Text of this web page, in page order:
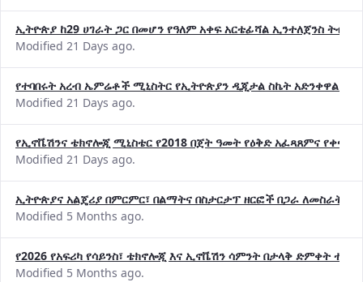
ኢትዮጵያ ከ29 ሀገራት ጋር በመሆን የዓለም አቀፍ አርቴፊሻል ኢንተለጀንስ
Modified 21 Days ago.
የተባበሩት አረብ ኤምሬቶች ሚኒስትር የኢትዮጵያን ዲጂታል ስኬት አድንቀዋል
Modified 21 Days ago.
የኢኖቬሽንና ቴክኖሎጂ ሚኒስቴር የ2018 በጀት ዓመት የዕቅድ አፈጻጸምና
Modified 21 Days ago.
ኢትዮጵያና አልጄሪያ በምርምር፣ በልማትና በስታርታፕ ዘርፎች በጋራ ለመስራት
Modified 5 Months ago.
የ2026 የአፍሪካ የሳይንስ፣ ቴክኖሎጂ እና ኢኖቬሽን ሳምንት በታላቅ ድምቀት
Modified 5 Months ago.